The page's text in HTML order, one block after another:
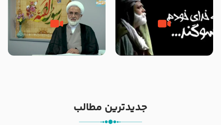
خطبه حضرت سلمان سه روز پس از
شهادت پیامبر اکرم صلی الله علیه
مادر داعش – حجت الاسلام جباری
جدیدترین مطالب